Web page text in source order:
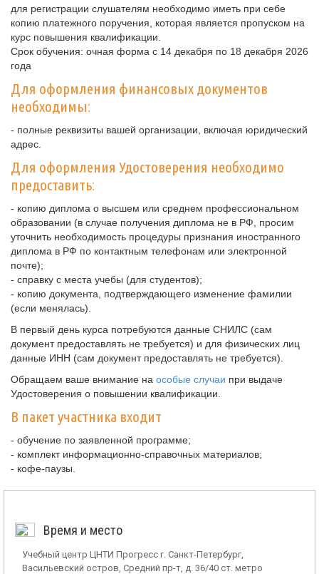
для регистрации слушателям необходимо иметь при себе
копию платежного поручения, которая является пропуском на
курс повышения квалификации.
Срок обучения: очная форма с 14 декабря по 18 декабря 2026
года
Для оформления финансовых документов
необходимы:
- полные реквизиты вашей организации, включая юридический
адрес.
Для оформления Удостоверения необходимо
предоставить:
- копию диплома о высшем или среднем профессиональном
образовании (в случае получения диплома не в РФ, просим
уточнить необходимость процедуры признания иностранного
диплома в РФ по контактным телефонам или электронной
почте);
- справку с места учебы (для студентов);
- копию документа, подтверждающего изменение фамилии
(если менялась).
В первый день курса потребуются данные СНИЛС (сам
документ предоставлять не требуется) и для физических лиц
данные ИНН (сам документ предоставлять не требуется).
Обращаем ваше внимание на особые случаи при выдаче
Удостоверения о повышении квалификации.
В пакет участника входит
- обучение по заявленной программе;
- комплект информационно-справочных материалов;
- кофе-паузы.
Время и место
Учебный центр ЦНТИ Прогресс г. Санкт-Петербург,
Васильевский остров, Средний пр-т, д. 36/40 ст. метро